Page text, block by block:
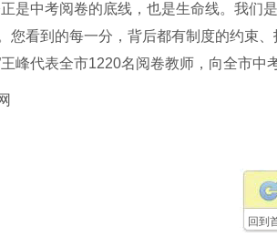
正是中考阅卷的底线，也是生命线。我们
您看到的每一分，背后都有制度的约束
峰代表全市1220名阅卷教师，向全市中
回到